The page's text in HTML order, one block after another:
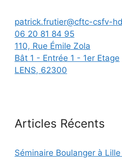
patrick.frutier@cftc-csfv-
06 20 81 84 95
110, Rue Émile Zola
Bât 1 - Entrée 1 - 1er Etage
LENS, 62300
Articles Récents
Séminaire Boulanger à